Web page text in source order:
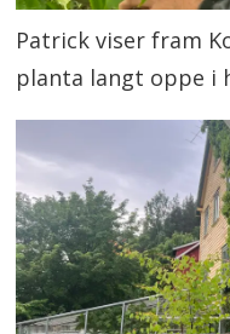
Patrick viser fram
planta langt oppe i